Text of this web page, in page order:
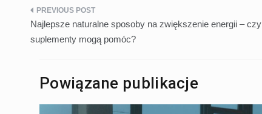
Nawigacja
wpisu
Najlepsze naturalne sposoby na zwiększenie energii – czy
suplementy mogą pomóc?
Powiązane publikacje